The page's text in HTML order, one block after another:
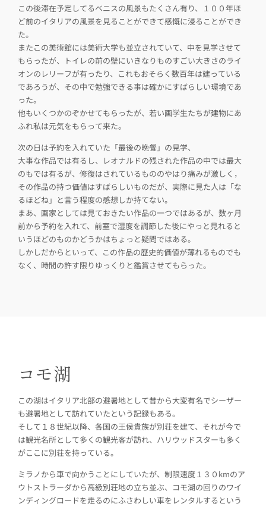
この後滞在予定してるベニスの風景もたくさん有り、１００年ほ
ど前のイタリアの風景を見ることができて感慨に浸ることができ
た。
またこの美術館には美術大学も並立されていて、中を見学させて
もらったが、トイレの前の壁にいきなりものすごい大きさのライ
オンのレリーフが有ったり、これもおそらく数百年は建っている
であろうが、その中で勉強できる事は確かにすばらしい環境であ
った。
他もいくつかのぞかせてもらったが、若い画学生たちが建物にあ
ふれ私は元気をもらって来た。
次の日は予約を入れていた「最後の晩餐」の見学、
大事な作品では有るし、レオナルドの残された作品の中では最大
のもでは有るが、修復はされているもののやはり痛みが激しく，
その作品の持つ価値はすばらしいものだが、実際に見た人は「な
るほどね」と言う程度の感想しか持てない。
まあ、画家としては見ておきたい作品の一つではあるが、数ヶ月
前から予約を入れて、前室で湿度を調節した後にやっと見れると
いうほどのものかどうかはちょっと疑問ではある。
しかしだからといって、この作品の歴史的価値が薄れるものでも
なく、時間の許す限りゆっくりと鑑賞させてもらった。
コモ湖
この湖はイタリア北部の避暑地として昔から大変有名でシーザー
も避暑地として訪れていたという記録もある。
そして１８世紀以降、各国の王侯貴族が別荘を建て、それが今で
は観光名所として多くの観光客が訪れ、ハリウッドスターも多く
がここに別荘を持っている。
ミラノから車で向かうことにしていたが、制限速度１３０kmのア
ウトストラーダから高級別荘地の立ち並ぶ、コモ湖の回りのワイ
ンディングロードを走るのにふさわしい車をレンタルするという